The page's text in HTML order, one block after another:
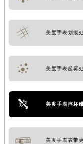
美度手表划痕
美度手表起雾
美度手表摔坏
美度手表表带